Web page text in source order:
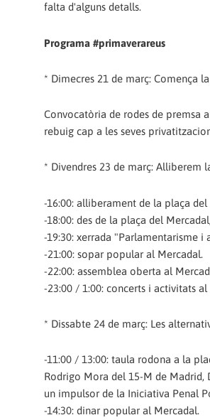
falta d'alguns detalls.
Programa #primaverareus
* Dimecres 21 de març: Comença
Convocatòria de rodes de premsa
rebuig cap a les seves
* Divendres 23 de març: Alliberem
-16:00: alliberament de la plaça del
-18:00: des de la plaça del
-19:30: xerrada "Parlamentarisme
-21:00: sopar popular al Mercadal.
-22:00: assemblea oberta al
-23:00 / 1:00: concerts i activitats al
* Dissabte 24 de març: Les
-11:00 / 13:00: taula rodona a la
Rodrigo Mora del 15-M de Madrid,
un impulsor de la Iniciativa Penal
-14:30: dinar popular al Mercadal.